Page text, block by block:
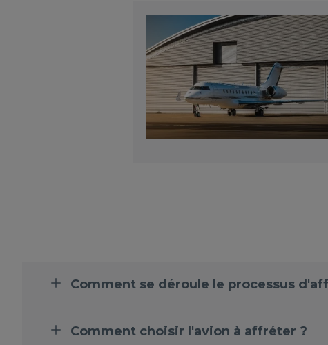
Comment se déroule le processus
Comment choisir l'avion à affréter ?